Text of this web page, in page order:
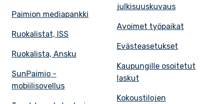
Paimion mediapankki
Ruokalistat, ISS
Ruokalista, Ansku
SunPaimio -
mobiilisovellus
julkisuuskuvaus
Avoimet työpaikat
Evästeasetukset
Kaupungille osoitetut
laskut
Kokoustilojen